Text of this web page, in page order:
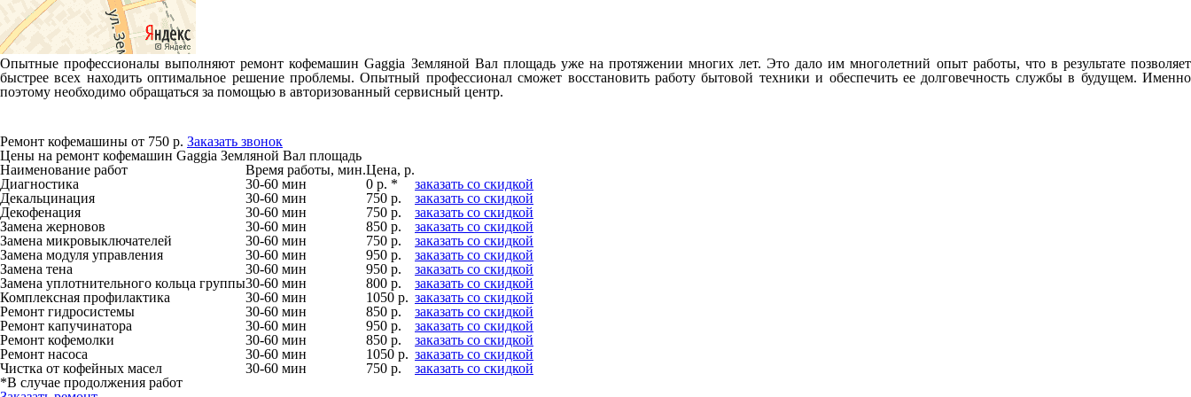
Опытные профессионалы выполняют ремонт кофемашин Gaggia Земляной Вал площадь уже на протяжении многих лет. Это дало им многолетний опыт работы, что в результате позволяет
быстрее всех находить оптимальное решение проблемы. Опытный профессионал сможет восстановить работу бытовой техники и обеспечить ее долговечность службы в будущем. Именно
поэтому необходимо обращаться за помощью в авторизованный сервисный центр.
Ремонт кофемашины от 750 р. Заказать звонок
Цены на ремонт кофемашин Gaggia Земляной Вал площадь
Наименование работ
Время работы, мин.Цена, р.
Диагностика
30-60 мин 0 р. *
заказать со скидкой
Декальцинация
30-60 мин 750 р.
заказать со скидкой
Декофенация
30-60 мин 750 р.
заказать со скидкой
Замена жерновов
30-60 мин 850 р.
заказать со скидкой
Замена микровыключателей
30-60 мин 750 р.
заказать со скидкой
Замена модуля управления
30-60 мин 950 р.
заказать со скидкой
Замена тена
30-60 мин 950 р.
заказать со скидкой
Замена уплотнительного кольца группы30-60 мин 800 р.
заказать со скидкой
Комплексная профилактика
30-60 мин 1050 р. заказать со скидкой
Ремонт гидросистемы
30-60 мин 850 р.
заказать со скидкой
Ремонт капучинатора
30-60 мин 950 р.
заказать со скидкой
Ремонт кофемолки
30-60 мин 850 р.
заказать со скидкой
Ремонт насоса
30-60 мин 1050 р. заказать со скидкой
Чистка от кофейных масел
30-60 мин 750 р.
заказать со скидкой
*В случае продолжения работ